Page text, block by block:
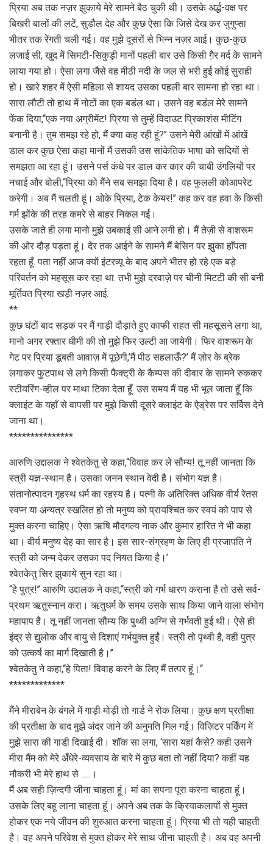
प्रिया अब तक नज़र झुकाये मेरे सामने बैठ चुकी थी। उसके अर्द्ध-वक्ष पर
बिखरी बालों की लटें, सुडौल देह और कुछ ऐसा कि जिसे देख कर जुगुप्सा
भीतर तक रेंगती चली गई। वह मुझे दूसरों से भिन्न नज़र आई। कुछ-कुछ
लजाई सी, खुद में सिमटी-सिकुड़ी मानों पहली बार उसे किसी गै़र मर्द के सामने
लाया गया हो। ऐसा लगा जैसे वह मीठी नदी के जल से भरी हुई कोई सुराही
हो। खारे शहर में ऐसी महिला से शायद उसका पहली बार सामना हो रहा था।
सारा लौटी तो हाथ में नोटों का एक बडंल था। उसने वह बडंल मेरे सामने
फेंक दिया,‘‘एक नया अग्रीमेंट! प्रिया से तुम्हें विदाउट प्रिकाशंस मीटिंग
बनानी है। तुम समझ रहे हो, मैं क्या कह रही हूं?’’ उसने मेरी आंखों में आंखें
डाल कर कुछ ऐसा कहा मानों मैं उसकी उस सांकेतिक भाषा को सदियों से
समझता आ रहा हूं। उसने पर्स कंधे पर डाल कर कार की चाबी उंगलियों पर
नचाई और बोली,‘‘प्रिया को मैंने सब समझा दिया है। वह फुलली कोआपरेट
करेगी। अब मैं चलती हूं। ओके प्रिया, टेक केयर!’’ कह कर वह हवा के किसी
गर्म झोंके की तरह कमरे से बाहर निकल गई।
उसके जाते ही लगा मानो मुझे उबकाई सी आने लगी हो। मैं तेज़ी से वाशरूम
की ओर दौड़ पड़ता हूं। देर तक आईने के सामने मैं बेसिन पर झुका हाँपता
रहता हूँ. पता नहीं आज क्यों इंटरव्यू के बाद अपने भीतर हो रहे एक बड़े
परिवर्तन को महसूस कर रहा था. तभी मुझे दरवाज़े पर चीनी मिटटी की सी बनी
मूर्तिवत प्रिया खड़ी नज़र आई.
**
कुछ घंटों बाद सड़क पर मैं गाड़ी दौड़ाते हुए काफी राहत सी महसूसने लगा था,
मानो अगर रफ्तार धीमी की तो मुझे फिर उल्टी आ जायेगी। फिर वाशरूम के
गेट पर प्रिया डूबती आवाज़ में पूछेगी,’मैं पीठ सहलाऊँ?’ मैं ज़ोर के ब्रेक
लगाकर फुटपाथ से लगे किसी फैक्ट्री के कैम्पस की दीवार के सामने रुककर
स्टीयरिंग-व्हील पर माथा टिका देता हूँ. उस समय मैं यह भी भूल जाता हूँ कि
क्लाइंट के यहाँ से वापसी पर मुझे किसी दूसरे क्लाइंट के ऐड्रेस पर सर्विस देने
जाना था।
***************
आरुणि उद्दालक ने श्वेतकेतु से कहा,‘‘विवाह कर ले सौम्य! तू नहीं जानता कि
स्त्री यज्ञ-स्थान है। उसका जनन स्थान वेदी है। संभोग यज्ञ है।
संतानोत्पादन गृहस्थ धर्म का रहस्य है। पत्नी के अतिरिक्त अधिक वीर्य रेतस
स्वप्न या अन्यत्र स्खलित हो तो मनुष्य को प्रायश्चित कर स्वयं को पाप से
मुक्त करना चाहिए। ऐसा ऋषि मौदगल्य नाक और कुमार हारित ने भी कहा
था। वीर्य मनुष्य देह का सार है। इस सार-संग्रहण के लिए ही प्रजापति ने
स्त्री को जन्म देकर उसका पद नियत किया है।’
श्वेतकेतु सिर झुकाये सुन रहा था।
‘‘हे पुत्र!’’ आरुणि उद्दालक ने कहा,‘‘स्त्री को गर्भ धारण कराना है तो उसे सर्व-
प्रथम ऋतुस्नान करा। ऋतुधर्म के समय उसके साथ किया जाने वाला संभोग
महापाप है। तू नहीं जानता सौम्य कि पुथ्वी अग्नि से गर्भवती हुई थी। ऐसे ही
इंद्र से द्युलोक और वायु से दिशाएं गर्भयुक्त हुईं। स्त्री तो पृथ्वी है, वही पुत्र
को उत्कर्ष का मार्ग दिखाती है।’’
श्वेतकेतु ने कहा,‘‘हे पिता! विवाह करने के लिए मैं तत्पर हूं।“
*************
मैंने मीराबेन के बंगले में गाड़ी मोड़ी तो गार्ड ने रोक लिया। कुछ क्षण प्रतीक्षा
की प्रतीक्षा के बाद मुझे अंदर जाने की अनुमति मिल गई। विज़िटर पर्किंग में
मुझे सारा की गाडी़ दिखाई दी। शॉक सा लगा, ‘सारा यहां कैसे? कही उसने
मीरा मैंम को मेरे अँधेरे-व्यवसाय के बारे में कुछ बता तो नहीं दिया? कहीं यह
नौकरी भी मेरे हाथ से …..।
मैं अब सही ज़िन्दगी जीना चाहता हूं। मां का सपना पूरा करना चाहता हूं।
उसके लिए बहू लाना चाहता हूं। अपने अब तक के क्रियाकलापों से मुक्त
होकर एक नये जीवन की शुरुआत करना चाहता हूं। प्रिया भी तो यही चाहती
है। वह अपने परिवेश से मुक्त होकर मेरे साथ जीना चाहती है। अब वह अपनी